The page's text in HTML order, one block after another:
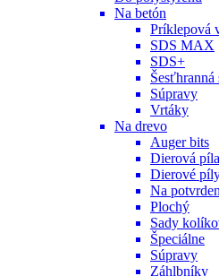
Na betón
Príklepová
SDS MAX
SDS+
Šesťhranná
Súpravy
Vrtáky
Na drevo
Auger bits
Dierová píla
Dierové
Na
Plochý
Sady
Špeciálne
Súpravy
Záhlbníky